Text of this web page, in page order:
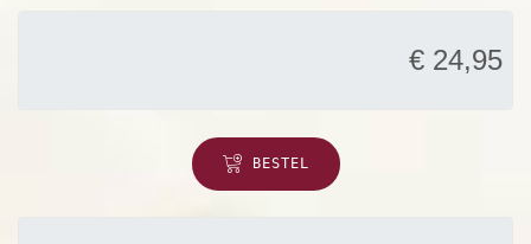
BESTEL